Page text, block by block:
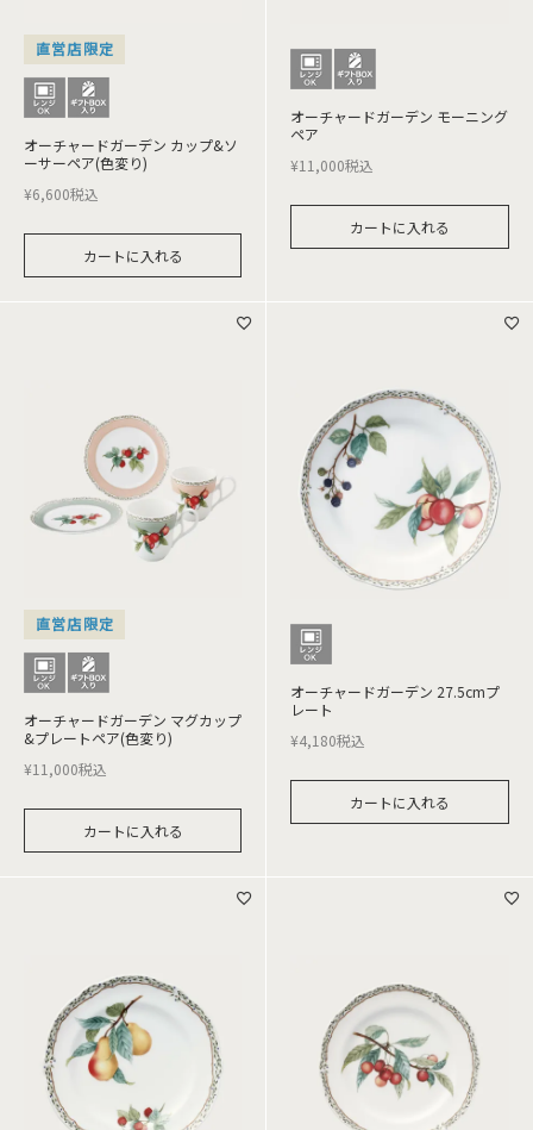
直営店限定
オーチャードガーデン カップ&ソ
ーサーペア(色変り)
¥6,600税込
カートに入れる
オーチャードガーデン モーニング
ペア
¥11,000税込
カートに入れる
直営店限定
オーチャードガーデン マグカップ
&プレートペア(色変り)
¥11,000税込
カートに入れる
オーチャードガーデン 27.5cmプ
レート
¥4,180税込
カートに入れる